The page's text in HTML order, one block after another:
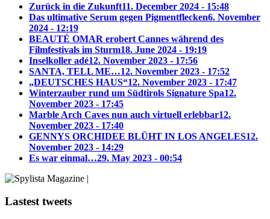
Zurück in die Zukunft11. December 2024 - 15:48
Das ultimative Serum gegen Pigmentflecken6. November
2024 - 12:19
BEAUTÉ OMAR erobert Cannes während des
Filmfestivals im Sturm18. June 2024 - 19:19
Inselkoller adé12. November 2023 - 17:56
SANTA, TELL ME…12. November 2023 - 17:52
„DEUTSCHES HAUS“12. November 2023 - 17:47
Winterzauber rund um Südtirols Signature Spa12.
November 2023 - 17:45
Marble Arch Caves nun auch virtuell erlebbar12.
November 2023 - 17:40
GENNYS ORCHIDEE BLÜHT IN LOS ANGELES12.
November 2023 - 14:29
Es war einmal…29. May 2023 - 00:54
Lastest tweets